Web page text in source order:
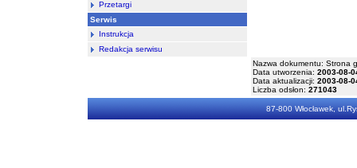
Przetargi
Serwis
Instrukcja
Redakcja serwisu
Nazwa dokumentu: Strona
Data utworzenia: 2003-08-
Data aktualizacji: 2003-08-
Liczba odsłon: 271043
87-800 Włocławek,